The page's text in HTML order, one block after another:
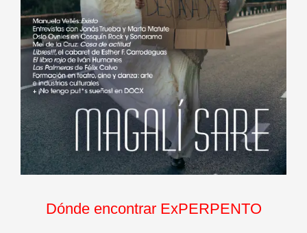
Dónde encontrar ExPERPENTO